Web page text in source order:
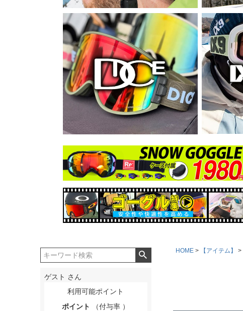
ゲスト さん
利用可能ポイント
ポイント
（付与率 ）
HOME 【アイテム】